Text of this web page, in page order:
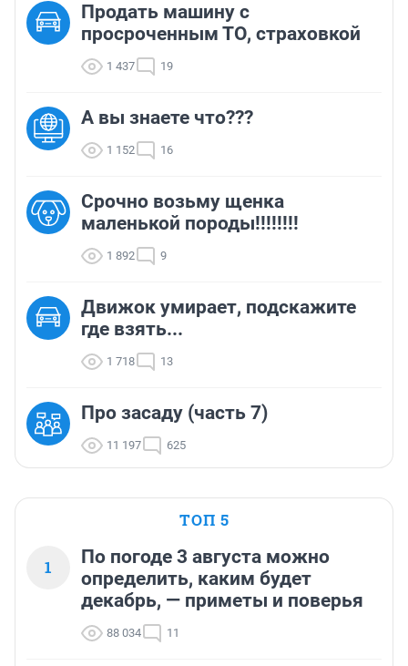
Продать машину с
просроченным ТО, страховкой
1 437 19
А вы знаете что???
1 152 16
Срочно возьму щенка
маленькой породы!!!!!!!!
1 892 9
Движок умирает, подскажите
где взять...
1 718 13
Про засаду (часть 7)
11 197 625
ТОП 5
1
По погоде 3 августа можно
определить, каким будет
декабрь, — приметы и поверья
88 034 11